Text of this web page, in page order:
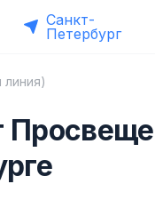
Санкт-
Петербург